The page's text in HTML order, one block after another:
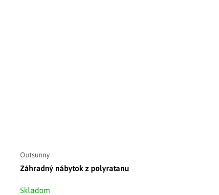
Outsunny
Záhradný nábytok z polyratanu
Skladom